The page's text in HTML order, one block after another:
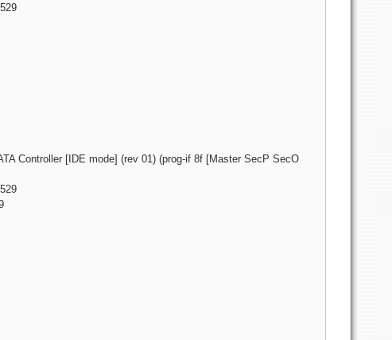
Controller [IDE mode] (rev 01) (prog-if 8f [Master SecP SecO